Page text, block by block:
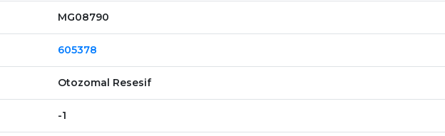
MG08790
605378
Otozomal Resesif
-1